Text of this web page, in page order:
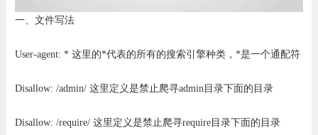
一、文件写法
User-agent: * 这里的*代表的所有的搜索引擎种类，*是一个通配符
Disallow: /admin/ 这里定义是禁止爬寻admin目录下面的目录
Disallow: /require/ 这里定义是禁止爬寻require目录下面的目录